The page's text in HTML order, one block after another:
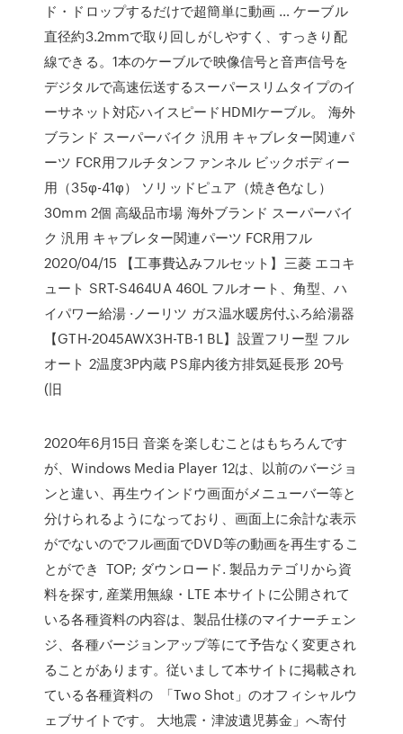
ド・ドロップするだけで超簡単に動画 … ケーブル
直径約3.2mmで取り回しがしやすく、すっきり配
線できる。1本のケーブルで映像信号と音声信号を
デジタルで高速伝送するスーパースリムタイプのイ
ーサネット対応ハイスピードHDMIケーブル。 海外
ブランド スーパーバイク 汎用 キャブレター関連パ
ーツ FCR用フルチタンファンネル ビックボディー
用（35φ-41φ） ソリッドピュア（焼き色なし）
30mm 2個 高級品市場 海外ブランド スーパーバイ
ク 汎用 キャブレター関連パーツ FCR用フル
2020/04/15 【工事費込みフルセット】三菱 エコキ
ュート SRT-S464UA 460L フルオート、角型、ハ
イパワー給湯 ·ノーリツ ガス温水暖房付ふろ給湯器
【GTH-2045AWX3H-TB-1 BL】設置フリー型 フル
オート 2温度3P内蔵 PS扉内後方排気延長形 20号
(旧
2020年6月15日 音楽を楽しむことはもちろんです
が、Windows Media Player 12は、以前のバージョ
ンと違い、再生ウインドウ画面がメニューバー等と
分けられるようになっており、画面上に余計な表示
がでないのでフル画面でDVD等の動画を再生するこ
とができ TOP; ダウンロード. 製品カテゴリから資
料を探す, 産業用無線・LTE 本サイトに公開されて
いる各種資料の内容は、製品仕様のマイナーチェン
ジ、各種バージョンアップ等にて予告なく変更され
ることがあります。従いまして本サイトに掲載され
ている各種資料の 「Two Shot」のオフィシャルウ
ェブサイトです。 大地震・津波遺児募金」へ寄付